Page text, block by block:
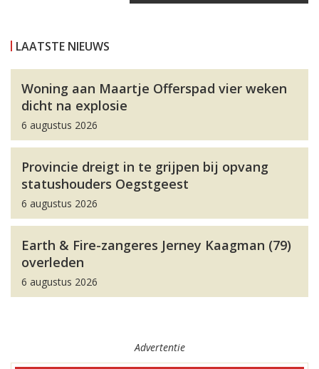
LAATSTE NIEUWS
Woning aan Maartje Offerspad vier weken
dicht na explosie
6 augustus 2026
Provincie dreigt in te grijpen bij opvang
statushouders Oegstgeest
6 augustus 2026
Earth & Fire-zangeres Jerney Kaagman (79)
overleden
6 augustus 2026
Advertentie